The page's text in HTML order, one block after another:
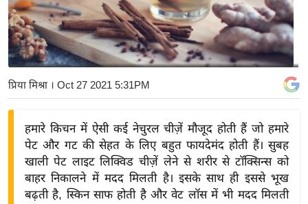
त
र्रा
ष्ट्री
य
बि
ज़
द्यो
प्रिया मिश्रा । Oct 27 2021 5:31PM
हमारे किचन में ऐसी कई नेचुरल चीज़ें मौजूद होती हैं जो हमारे
पेट और गट की सेहत के लिए बहुत फायदेमंद होती हैं। सुबह
खाली पेट लाइट लिक्विड चीज़ें लेने से शरीर से टॉक्सिन्स को
बाहर निकालने में मदद मिलती है। इसके साथ ही इससे भूख
बढ़ती है, स्किन साफ होती है और वेट लॉस में भी मदद मिलती